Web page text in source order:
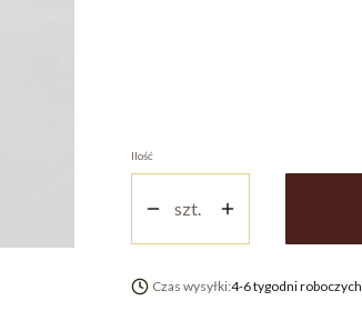
Ilość
szt.
Czas wysyłki:4-6 tygodni roboczych